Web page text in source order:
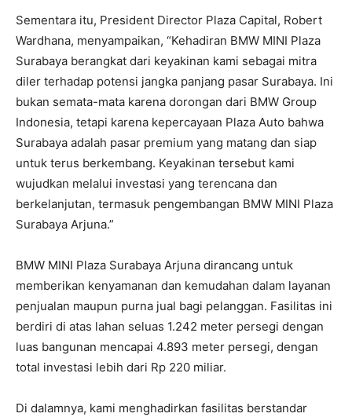
Sementara itu, President Director Plaza Capital, Robert
Wardhana, menyampaikan, “Kehadiran BMW MINI Plaza
Surabaya berangkat dari keyakinan kami sebagai mitra
diler terhadap potensi jangka panjang pasar Surabaya. Ini
bukan semata-mata karena dorongan dari BMW Group
Indonesia, tetapi karena kepercayaan Plaza Auto bahwa
Surabaya adalah pasar premium yang matang dan siap
untuk terus berkembang. Keyakinan tersebut kami
wujudkan melalui investasi yang terencana dan
berkelanjutan, termasuk pengembangan BMW MINI Plaza
Surabaya Arjuna.”
BMW MINI Plaza Surabaya Arjuna dirancang untuk
memberikan kenyamanan dan kemudahan dalam layanan
penjualan maupun purna jual bagi pelanggan. Fasilitas ini
berdiri di atas lahan seluas 1.242 meter persegi dengan
luas bangunan mencapai 4.893 meter persegi, dengan
total investasi lebih dari Rp 220 miliar.
Di dalamnya, kami menghadirkan fasilitas berstandar